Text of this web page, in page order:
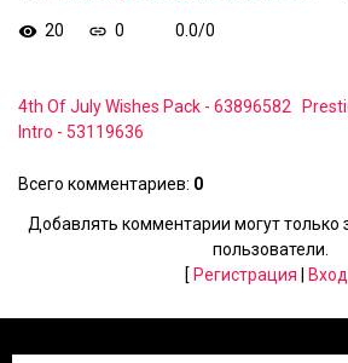
20 0 0.0/0
4th Of July Wishes Pack - 63896582
Intro - 53119636
Всего комментариев: 0
Добавлять комментарии могут только
пользователи.
[ Регистрация Вход